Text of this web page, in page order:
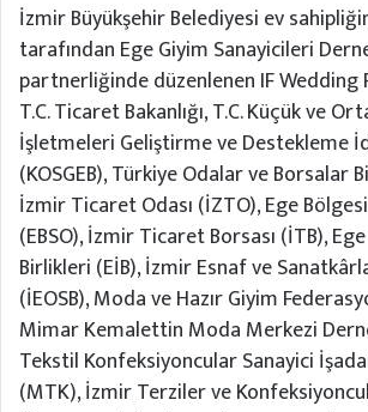
İzmir Büyükşehir Belediyesi ev
tarafından Ege Giyim Sanayicileri
partnerliğinde düzenlenen IF Wedding
T.C. Ticaret Bakanlığı, T.C. Küçük ve
İşletmeleri Geliştirme ve Destekleme
(KOSGEB), Türkiye Odalar ve Borsalar
İzmir Ticaret Odası (İZTO), Ege
(EBSO), İzmir Ticaret Borsası (İTB),
Birlikleri (EİB), İzmir Esnaf ve
(İEOSB), Moda ve Hazır Giyim
Mimar Kemalettin Moda Merkezi
Tekstil Konfeksiyoncular Sanayici
(MTK), İzmir Terziler ve